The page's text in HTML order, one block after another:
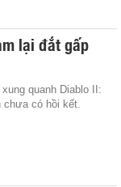
lại đắt gấp
quanh Diablo II:
chưa có hồi kết.